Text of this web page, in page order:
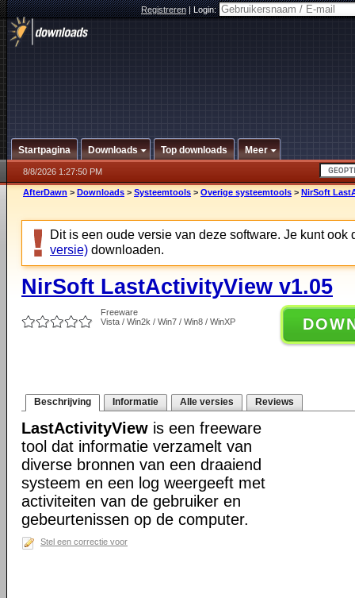
Registreren|Login:
Startpagina Downloads Top downloads Meer
8/8/2026 1:27:50 PM
AfterDawn > Downloads > Systeemtools > Overige systeemtools > NirSoft
Dit is een oude versie van deze software. Je kunt ook
versie) downloaden.
NirSoft LastActivityView v1.05
Freeware
Vista / Win2k / Win7 / Win8 / WinXP
Beschrijving Informatie Alle versies Reviews
LastActivityView is een freeware
tool dat informatie verzamelt van
diverse bronnen van een draaiend
systeem en een log weergeeft met
activiteiten van de gebruiker en
gebeurtenissen op de computer.
Stel een correctie voor